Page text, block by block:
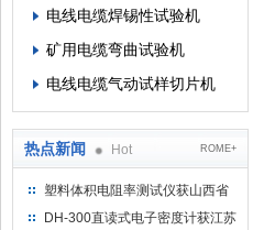
电线电缆焊锡性试验机
矿用电缆弯曲试验机
电线电缆气动试样切片机
热点新闻 Hot ROME+
塑料体积电阻率测试仪获山西省
水利机械厂选用
DH-300直读式电子密度计获江苏